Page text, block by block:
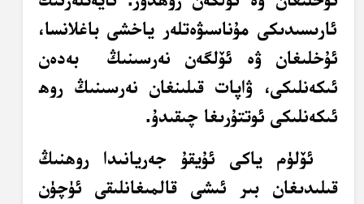
ئارىسىدىكى مۇناسىۋەتلەر ياخشى باغلانسا،
ئۇخلىغان ۋە ئۆلگەن نەرسىنىڭ بەدەن
ئىكەنلىكى، ۋاپات قىلىنغان نەرسىنىڭ روھ
ئىكەنلىكى ئوتتۇرىغا چىقىدۇ.
ئۆلۈم ياكى ئۇيقۇ جەريانىدا روھنىڭ
قىلىدىغان بىر ئىشى قالمىغانلىقى ئۈچۈن